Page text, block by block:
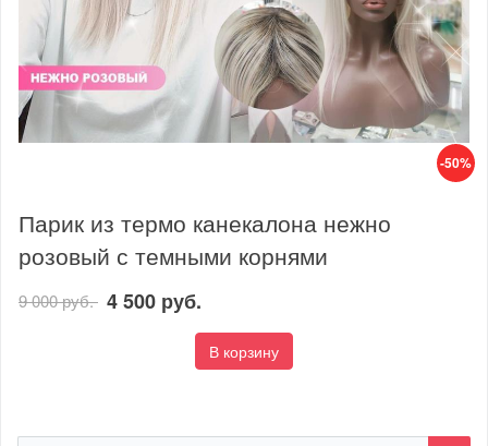
-50%
Парик из термо канекалона нежно
розовый с темными корнями
9 000 руб. 4 500 руб.
В корзину